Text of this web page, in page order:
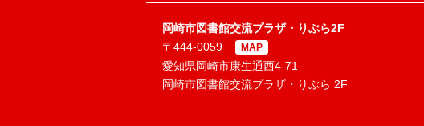
岡崎市図書館交流プラザ・りぶら2F
〒444-0059
MAP
愛知県岡崎市康生通西4-71
岡崎市図書館交流プラザ・りぶら 2F